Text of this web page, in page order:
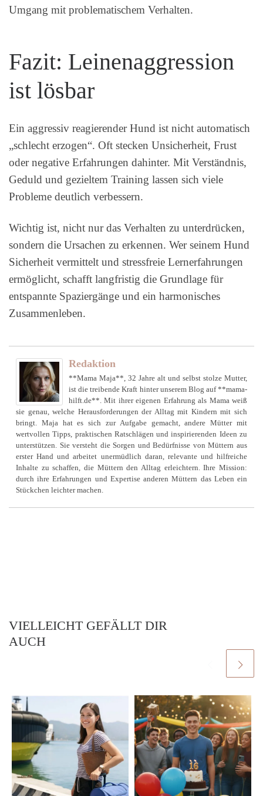
Umgang mit problematischem Verhalten.
Fazit: Leinenaggression
ist lösbar
Ein aggressiv reagierender Hund ist nicht automatisch
„schlecht erzogen“. Oft stecken Unsicherheit, Frust
oder negative Erfahrungen dahinter. Mit Verständnis,
Geduld und gezieltem Training lassen sich viele
Probleme deutlich verbessern.
Wichtig ist, nicht nur das Verhalten zu unterdrücken,
sondern die Ursachen zu erkennen. Wer seinem Hund
Sicherheit vermittelt und stressfreie Lernerfahrungen
ermöglicht, schafft langfristig die Grundlage für
entspannte Spaziergänge und ein harmonisches
Zusammenleben.
Redaktion
**Mama Maja**, 32 Jahre alt und selbst stolze Mutter,
ist die treibende Kraft hinter unserem Blog auf **mama-
hilft.de**. Mit ihrer eigenen Erfahrung als Mama weiß
sie genau, welche Herausforderungen der Alltag mit Kindern mit sich
bringt. Maja hat es sich zur Aufgabe gemacht, andere Mütter mit
wertvollen Tipps, praktischen Ratschlägen und inspirierenden Ideen zu
unterstützen. Sie versteht die Sorgen und Bedürfnisse von Müttern aus
erster Hand und arbeitet unermüdlich daran, relevante und hilfreiche
Inhalte zu schaffen, die Müttern den Alltag erleichtern. Ihre Mission:
durch ihre Erfahrungen und Expertise anderen Müttern das Leben ein
Stückchen leichter machen.
VIELLEICHT GEFÄLLT DIR
AUCH